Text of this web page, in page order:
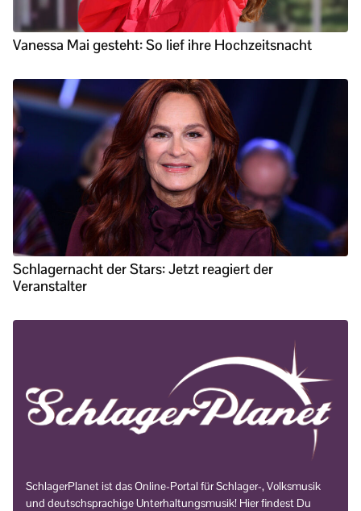
Vanessa Mai gesteht: So lief ihre Hochzeitsnacht
Schlagernacht der Stars: Jetzt reagiert der
Veranstalter
SchlagerPlanet ist das Online-Portal für Schlager-, Volksmusik
und deutschsprachige Unterhaltungsmusik! Hier findest Du